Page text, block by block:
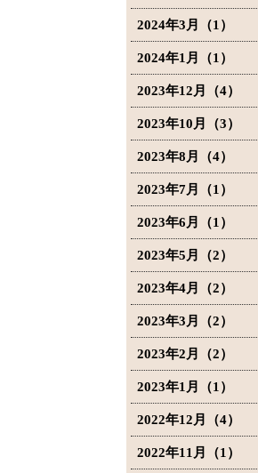
2024年3月（1）
2024年1月（1）
2023年12月（4）
2023年10月（3）
2023年8月（4）
2023年7月（1）
2023年6月（1）
2023年5月（2）
2023年4月（2）
2023年3月（2）
2023年2月（2）
2023年1月（1）
2022年12月（4）
2022年11月（1）